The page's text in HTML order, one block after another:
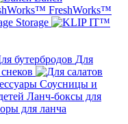
FreshWorks™
Storage
Для
Соусницы и
Ланч-боксы для
для ланча